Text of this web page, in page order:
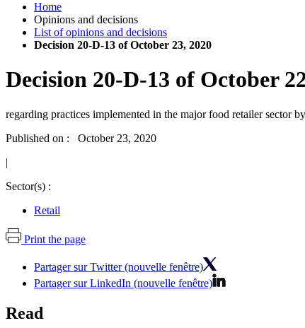
Home
Opinions and decisions
List of opinions and decisions
Decision 20-D-13 of October 23, 2020
Decision 20-D-13 of October
regarding practices implemented in the major food retailer sector
Published on : October 23, 2020
|
Sector(s) :
Retail
Print the page
Partager sur Twitter (nouvelle fenêtre)
Partager sur LinkedIn (nouvelle fenêtre)
Read